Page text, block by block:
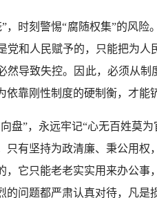
时刻警惕“腐随权集”的风险
党和人民赋予的，只能把为人
然导致失控。因此，必须从
依靠刚性制度的硬制衡，才
”，永远牢记“心无百姓莫为
只有坚持为政清廉、秉公用权
，它只能老老实实用来办公事
的问题都严肃认真对待，凡